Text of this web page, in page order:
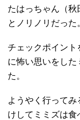
たはっちゃん（秋
とノリノリだった
チェックポイン
に怖い思いをし
た。
ようやく行って
けしてミミズは食